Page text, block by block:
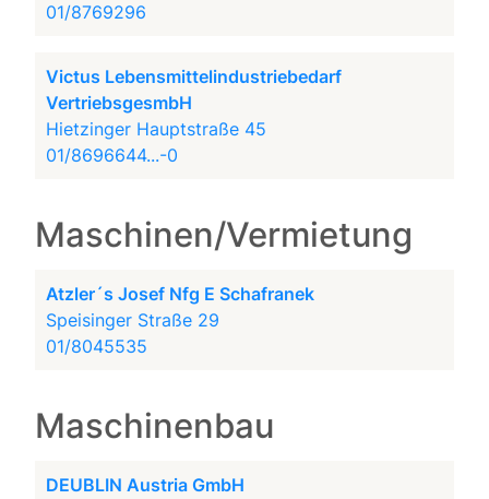
01/8769296
Victus Lebensmittelindustriebedarf
VertriebsgesmbH
Hietzinger Hauptstraße 45
01/8696644...-0
Maschinen/Vermietung
Atzler´s Josef Nfg E Schafranek
Speisinger Straße 29
01/8045535
Maschinenbau
DEUBLIN Austria GmbH